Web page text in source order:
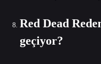
Red Dead
geçiyor?